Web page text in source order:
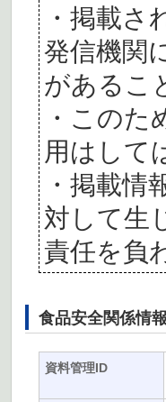
・掲載
発信機関
があるこ
・この
用はして
・掲載
対して生
責任を負
食品安全関係情
資料管理ID